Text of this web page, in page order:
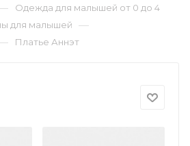
Одежда для малышей от 0 до 4
для малышей —
Платье Аннэт